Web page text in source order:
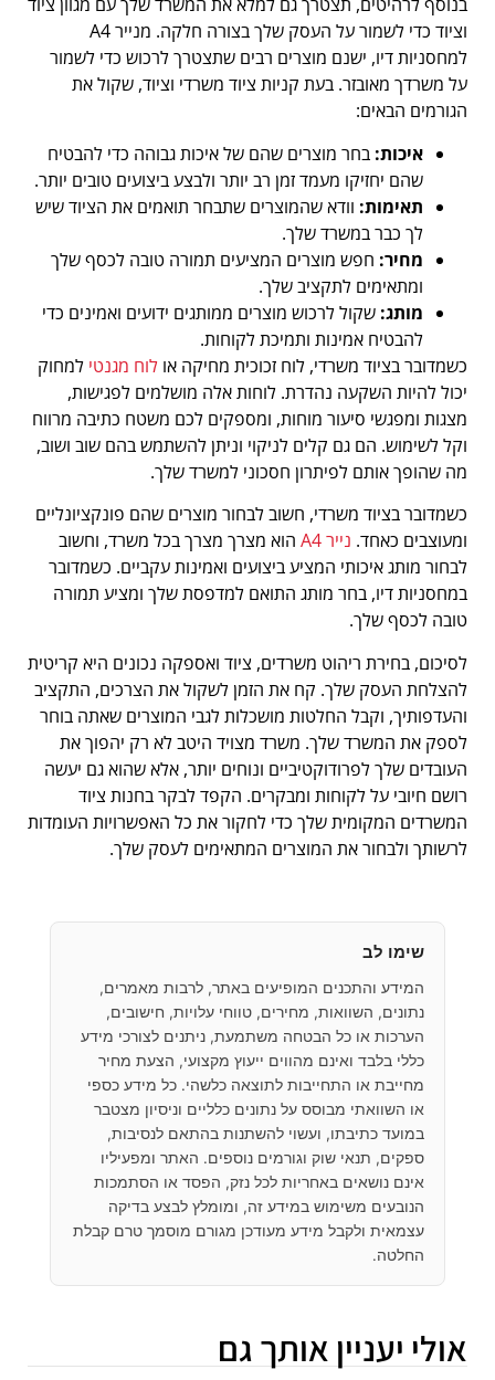
וציוד כדי לשמור על העסק שלך בצורה חלקה. מנייר A4
למחסניות דיו, ישנם מוצרים רבים שתצטרך לרכוש כדי לשמור
על משרדך מאובזר. בעת קניות ציוד משרדי וציוד, שקול את
הגורמים הבאים:
איכות: בחר מוצרים שהם של איכות גבוהה כדי להבטיח
שהם יחזיקו מעמד זמן רב יותר ולבצע ביצועים טובים יותר.
תאימות: וודא שהמוצרים שתבחר תואמים את הציוד שיש
לך כבר במשרד שלך.
מחיר: חפש מוצרים המציעים תמורה טובה לכסף שלך
ומתאימים לתקציב שלך.
מותג: שקול לרכוש מוצרים ממותגים ידועים ואמינים כדי
להבטיח אמינות ותמיכת לקוחות.
כשמדובר בציוד משרדי, לוח זכוכית מחיקה או לוח מגנטי למחוק
יכול להיות השקעה נהדרת. לוחות אלה מושלמים לפגישות,
מצגות ומפגשי סיעור מוחות, ומספקים לכם משטח כתיבה מרווח
וקל לשימוש. הם גם קלים לניקוי וניתן להשתמש בהם שוב ושוב,
מה שהופך אותם לפיתרון חסכוני למשרד שלך.
כשמדובר בציוד משרדי, חשוב לבחור מוצרים שהם פונקציונליים
ומעוצבים כאחד. נייר A4
הוא מצרך מצרך בכל משרד, וחשוב
לבחור מותג איכותי המציע ביצועים ואמינות עקביים. כשמדובר
במחסניות דיו, בחר מותג התואם למדפסת שלך ומציע תמורה
טובה לכסף שלך.
לסיכום, בחירת ריהוט משרדים, ציוד ואספקה נכונים היא קריטית
להצלחת העסק שלך. קח את הזמן לשקול את הצרכים, התקציב
והעדפותיך, וקבל החלטות מושכלות לגבי המוצרים שאתה בוחר
לספק את המשרד שלך. משרד מצויד היטב לא רק יהפוך את
העובדים שלך לפרודוקטיביים ונוחים יותר, אלא שהוא גם יעשה
רושם חיובי על לקוחות ומבקרים. הקפד לבקר בחנות ציוד
המשרדים המקומית שלך כדי לחקור את כל האפשרויות העומדות
לרשותך ולבחור את המוצרים המתאימים לעסק שלך.
שימו לב
המידע והתכנים המופיעים באתר, לרבות מאמרים,
נתונים, השוואות, מחירים, טווחי עלויות, חישובים,
הערכות או כל הבטחה משתמעת, ניתנים לצורכי מידע
כללי בלבד ואינם מהווים ייעוץ מקצועי, הצעת מחיר
מחייבת או התחייבות לתוצאה כלשהי. כל מידע כספי
או השוואתי מבוסס על נתונים כלליים וניסיון מצטבר
במועד כתיבתו, ועשוי להשתנות בהתאם לנסיבות,
ספקים, תנאי שוק וגורמים נוספים. האתר ומפעיליו
אינם נושאים באחריות לכל נזק, הפסד או הסתמכות
הנובעים משימוש במידע זה, ומומלץ לבצע בדיקה
עצמאית ולקבל מידע מעודכן מגורם מוסמך טרם קבלת
החלטה.
אולי יעניין אותך גם